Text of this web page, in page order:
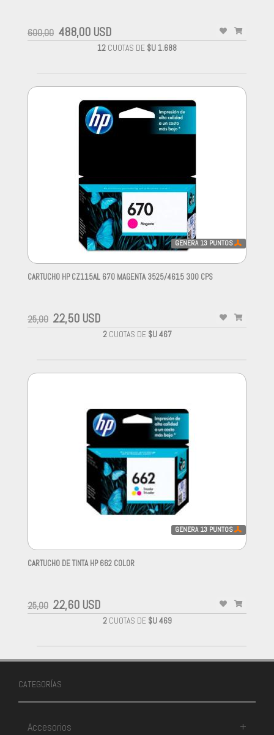
600,00 488,00 USD
12 CUOTAS DE $U 1.688
GENERA 13 PUNTOS
CARTUCHO HP CZ115AL 670 MAGENTA 3525/4615 300 CPS
25,00 22,50 USD
2CUOTAS DE $U 467
GENERA 13 PUNTOS
CARTUCHO DE TINTA HP 662 COLOR
25,00 22,60 USD
2CUOTAS DE $U 469
CATEGORÍAS
Accesorios
+